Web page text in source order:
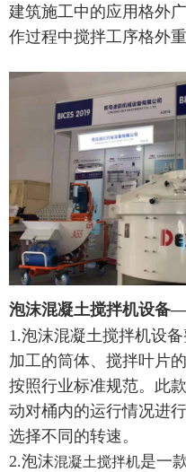
建筑施工中的应用格外
作过程中搅拌工序格外重
泡沫混凝土搅拌机设备
1.泡沫混凝土搅拌机设
加工的筒体、搅拌叶片
按照行业标准规范。此
动对桶内的运行情况进
选择不同的转速。
2.泡沫混凝土搅拌机是一